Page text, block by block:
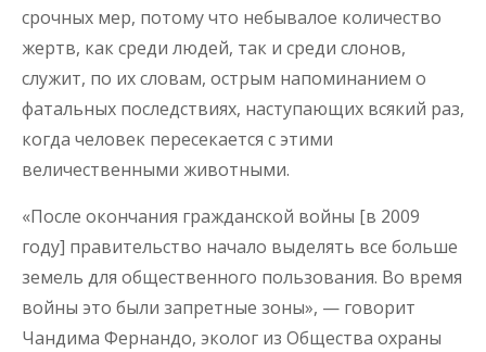
срочных мер, потому что небывалое количество
жертв, как среди людей, так и среди слонов,
служит, по их словам, острым напоминанием о
фатальных последствиях, наступающих всякий раз,
когда человек пересекается с этими
величественными животными.
«После окончания гражданской войны [в 2009
году] правительство начало выделять все больше
земель для общественного пользования. Во время
войны это были запретные зоны», — говорит
Чандима Фернандо, эколог из Общества охраны